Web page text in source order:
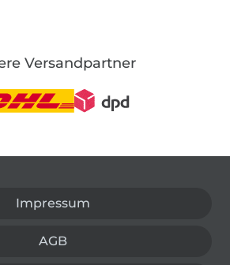
Versandpartner
Impressum
AGB